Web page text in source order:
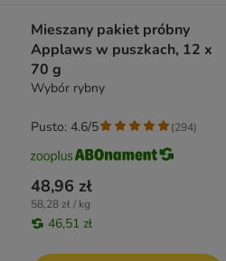
Mieszany pakiet próbny
Applaws w puszkach, 12 x
70 g
Wybór rybny
48,96 zł
58,28 zł / kg
46,51 zł
Pusto: 4.6/5 (294)